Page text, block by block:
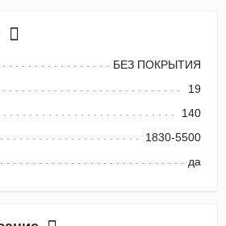
БЕЗ ПОКРЫТИЯ
19
140
1830-5500
да